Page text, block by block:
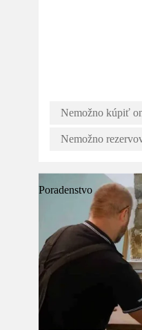
Nemožno kúpiť
Nemožno
Poradenstvo